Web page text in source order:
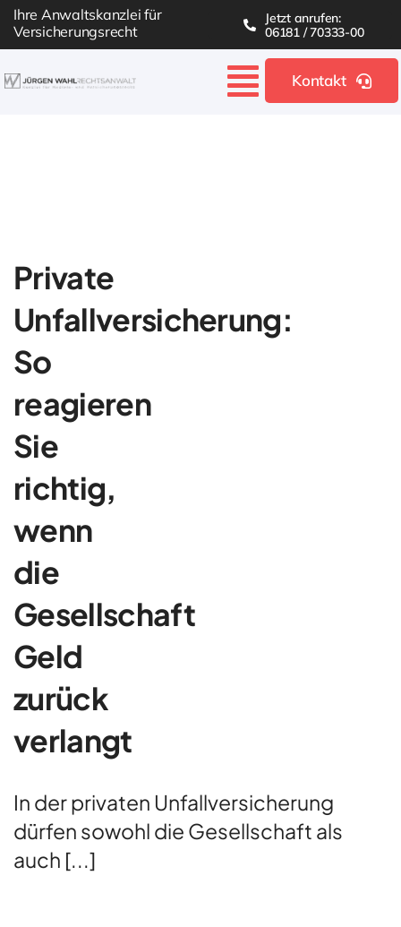
Skip
content
Ihre Anwaltskanzlei für
Versicherungsrecht
Jetzt anrufen:
06181 / 70333-00
Toggle
Erfolge
Blog
Kontakt
Private
Unfallversicherung:
So
reagieren
Sie
richtig,
wenn
die
Gesellschaft
Geld
zurück
verlangt
In der privaten Unfallversicherung
dürfen sowohl die Gesellschaft als
auch [...]